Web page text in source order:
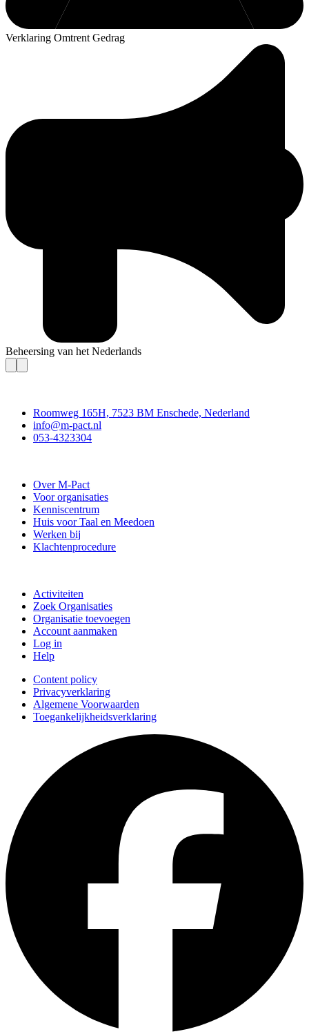
Verklaring Omtrent Gedrag
Beheersing van het Nederlands
Roomweg 165H, 7523 BM Enschede, Nederland
info@m-pact.nl
053-4323304
Over M-Pact
Voor organisaties
Kenniscentrum
Huis voor Taal en Meedoen
Werken bij
Klachtenprocedure
Activiteiten
Zoek Organisaties
Organisatie toevoegen
Account aanmaken
Log in
Help
Content policy
Privacyverklaring
Algemene Voorwaarden
Toegankelijkheidsverklaring